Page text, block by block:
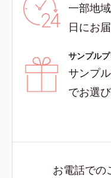
一部地
日にお
サンプル
サンプ
でお選
お電話での